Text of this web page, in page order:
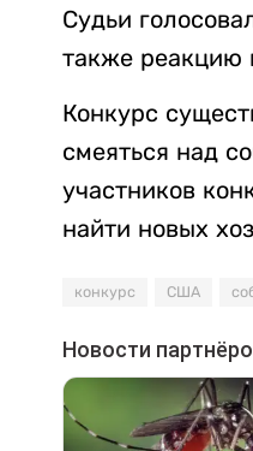
Судьи
также реакцию
Конкурс
смеяться над
участников
найти новых
конкурс США